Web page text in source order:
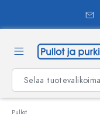
Pullot